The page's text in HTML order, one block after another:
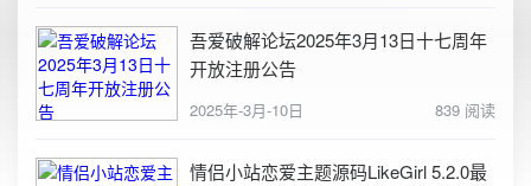
吾爱破解论坛2025年3月13日十七周年
开放注册公告
2025年-3月-10日 839 阅读
情侣小站恋爱主题源码LikeGirl 5.2.0最